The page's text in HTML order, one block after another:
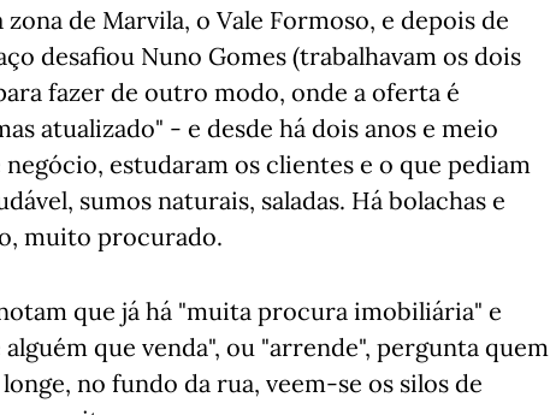
de Marvila, o Vale Formoso, e depois de
desafiou Nuno Gomes (trabalhavam os dois
fazer de outro modo, onde a oferta é
atualizado" - e desde há dois anos e meio
estudaram os clientes e o que pediam
sumos naturais, saladas. Há bolachas e
muito procurado.
que já há "muita procura imobiliária" e
que venda", ou "arrende", pergunta quem
no fundo da rua, veem-se os silos de